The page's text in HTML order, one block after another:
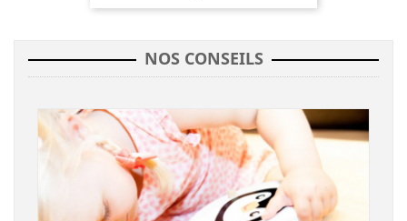
(1
NOS CONSEILS